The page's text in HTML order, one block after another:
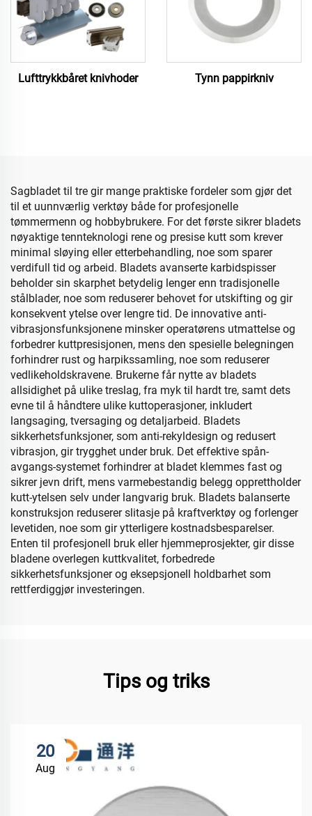
Lufttrykkbåret knivhoder Tynn pappirkniv
Sagbladet til tre gir mange praktiske fordeler som gjør det
til et uunnværlig verktøy både for profesjonelle
tømmermenn og hobbybrukere. For det første sikrer bladets
nøyaktige tennteknologi rene og presise kutt som krever
minimal sløying eller etterbehandling, noe som sparer
verdifull tid og arbeid. Bladets avanserte karbidspisser
beholder sin skarphet betydelig lenger enn tradisjonelle
stålblader, noe som reduserer behovet for utskifting og gir
konsekvent ytelse over lengre tid. De innovative anti-
vibrasjonsfunksjonene minsker operatørens utmattelse og
forbedrer kuttpresisjonen, mens den spesielle belegningen
forhindrer rust og harpikssamling, noe som reduserer
vedlikeholdskravene. Brukerne får nytte av bladets
allsidighet på ulike treslag, fra myk til hardt tre, samt dets
evne til å håndtere ulike kuttoperasjoner, inkludert
langsaging, tversaging og detaljarbeid. Bladets
sikkerhetsfunksjoner, som anti-rekyldesign og redusert
vibrasjon, gir trygghet under bruk. Det effektive spån-
avgangs-systemet forhindrer at bladet klemmes fast og
sikrer jevn drift, mens varmebestandig belegg opprettholder
kutt-ytelsen selv under langvarig bruk. Bladets balanserte
konstruksjon reduserer slitasje på kraftverktøy og forlenger
levetiden, noe som gir ytterligere kostnadsbesparelser.
Enten til profesjonell bruk eller hjemmeprosjekter, gir disse
bladene overlegen kuttkvalitet, forbedrede
sikkerhetsfunksjoner og eksepsjonell holdbarhet som
rettferdiggjør investeringen.
Tips og triks
20
Aug